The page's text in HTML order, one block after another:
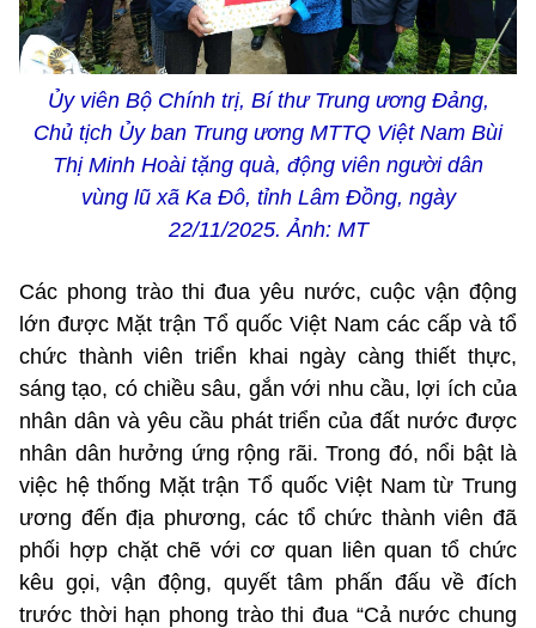
Ủy viên Bộ Chính trị, Bí thư Trung ương Đảng,
Chủ tịch Ủy ban Trung ương MTTQ Việt Nam Bùi
Thị Minh Hoài tặng quà, động viên người dân
vùng lũ xã Ka Đô, tỉnh Lâm Đồng, ngày
22/11/2025. Ảnh: MT
Các phong trào thi đua yêu nước, cuộc vận động
lớn được Mặt trận Tổ quốc Việt Nam các cấp và tổ
chức thành viên triển khai ngày càng thiết thực,
sáng tạo, có chiều sâu, gắn với nhu cầu, lợi ích của
nhân dân và yêu cầu phát triển của đất nước được
nhân dân hưởng ứng rộng rãi. Trong đó, nổi bật là
việc hệ thống Mặt trận Tổ quốc Việt Nam từ Trung
ương đến địa phương, các tổ chức thành viên đã
phối hợp chặt chẽ với cơ quan liên quan tổ chức
kêu gọi, vận động, quyết tâm phấn đấu về đích
trước thời hạn phong trào thi đua “Cả nước chung